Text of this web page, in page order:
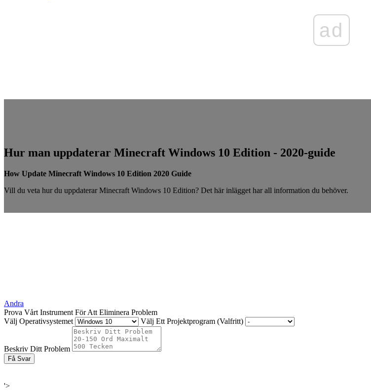
ad
Hur man uppdaterar Minecraft Windows 10 Edition - 2020-guide
How Update Minecraft Windows 10 Edition 2020 Guide
Vill du veta hur du uppdaterar Minecraft Windows 10 Edition? Det här inlägget har all information du behöver.
Andra
Prova Vårt Instrument För Att Eliminera Problem
Välj Operativsystemet
Välj Ett Projektprogram (Valfritt)
Beskriv Ditt Problem
Få Svar
'>